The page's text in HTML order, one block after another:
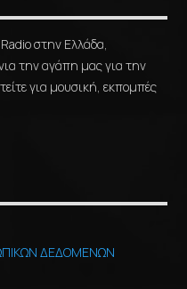
στην Ελλάδα,
την αγάπη μας για την
για μουσική, εκπομπές
ΔΕΔΟΜΕΝΩΝ